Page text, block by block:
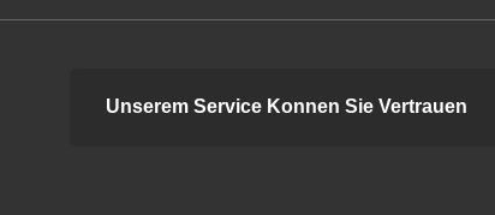
Unserem Service Konnen Sie Vertrauen